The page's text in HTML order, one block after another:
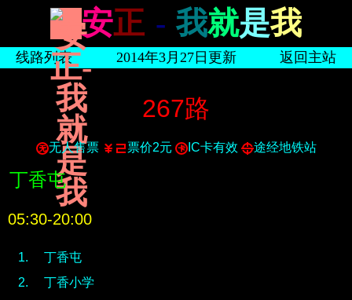
安正 - 我就是我
线路列表 2014年3月27日更新 返回主站
267路
无人售票 票价2元 IC卡有效 途经地铁站
丁香屯
05:30-20:00
丁香屯
丁香小学